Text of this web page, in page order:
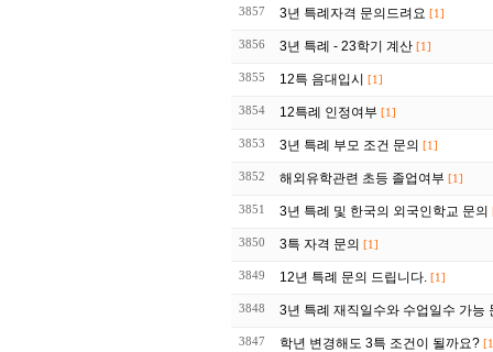
3857 3년 특례자격 문의드려요 [1]
3856 3년 특례 - 23학기 계산 [1]
3855 12특 음대입시 [1]
3854 12특례 인정여부 [1]
3853 3년 특례 부모 조건 문의 [1]
3852 해외유학관련 초등 졸업여부 [1]
3851 3년 특례 및 한국의 외국인학교 문의
3850 3특 자격 문의 [1]
3849 12년 특례 문의 드립니다. [1]
3848 3년 특례 재직일수와 수업일수 가능
3847 학년 변경해도 3특 조건이 될까요?